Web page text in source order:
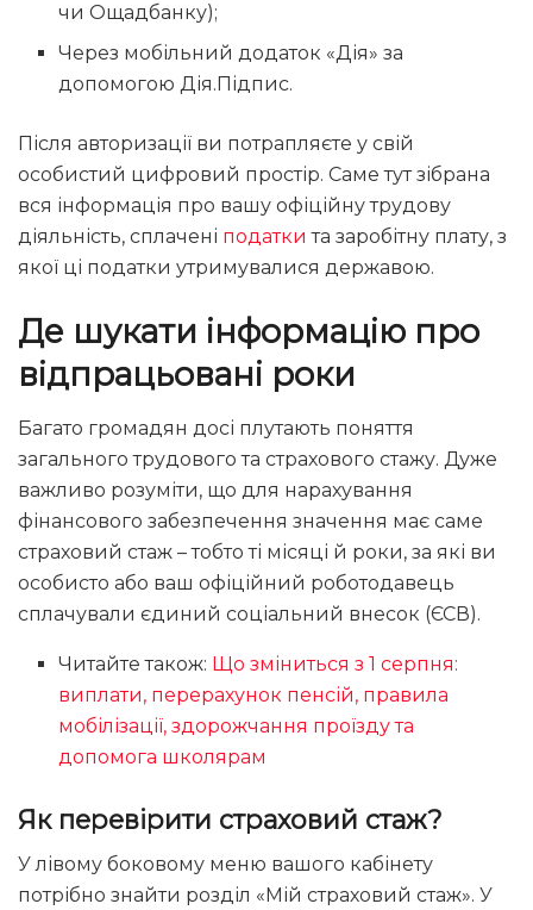
чи Ощадбанку);
Через мобільний додаток «Дія» за
допомогою Дія.Підпис.
Після авторизації ви потрапляєте у свій
особистий цифровий простір. Саме тут зібрана
вся інформація про вашу офіційну трудову
діяльність, сплачені податки та заробітну плату, з
якої ці податки утримувалися державою.
Де шукати інформацію про
відпрацьовані роки
Багато громадян досі плутають поняття
загального трудового та страхового стажу. Дуже
важливо розуміти, що для нарахування
фінансового забезпечення значення має саме
страховий стаж – тобто ті місяці й роки, за які ви
особисто або ваш офіційний роботодавець
сплачували єдиний соціальний внесок (ЄСВ).
Читайте також: Що зміниться з 1 серпня:
виплати, перерахунок пенсій, правила
мобілізації, здорожчання проїзду та
допомога школярам
Як перевірити страховий стаж?
У лівому боковому меню вашого кабінету
потрібно знайти розділ «Мій страховий стаж». У